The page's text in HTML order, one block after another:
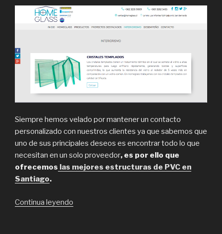
Siempre hemos velado por mantener un contacto
personalizado con nuestros clientes ya que sabemos que
uno de sus principales deseos es encontrar todo lo que
necesitan en un solo proveedor, es por ello que
ofrecemos las mejores estructuras de PVC en
Santiago.
Continua leyendo